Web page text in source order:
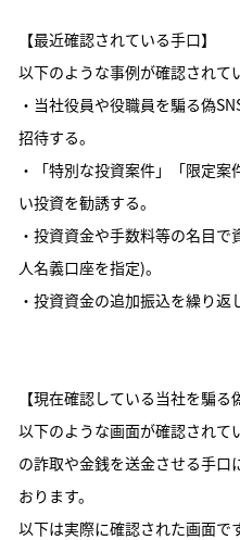
【最近確認されている手口】
以下のような事例が確認されて
・当社役員や役職員を騙る偽
招待する。
・「特別な投資案件」「限定
い投資を勧誘する。
・投資資金や手数料等の名目
人名義口座を指定)。
・投資資金の追加振込を繰り返
【現在確認している当社を騙る
以下のような画面が確認されて
の詐取や金銭を送金させる手口
おります。
以下は実際に確認された画面で